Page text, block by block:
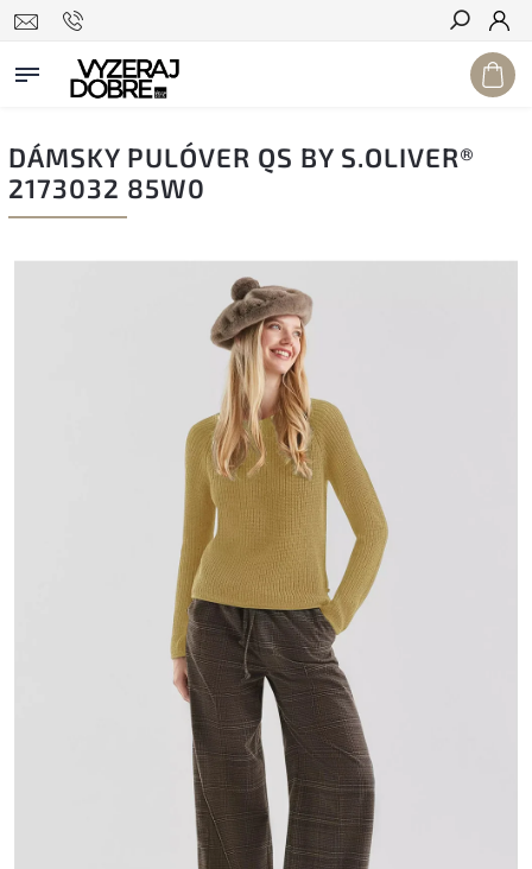
Hľadať
DÁMSKY PULÓVER QS BY S.OLIVER®
2173032 85W0